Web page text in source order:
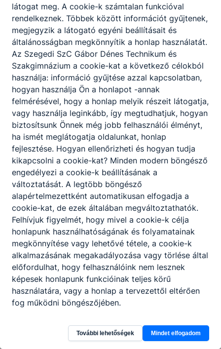
Szegedi SZC Gábor Dénes Technikum és
Szakgimnázium
6724 Szeged, Mars tér 14.
látogat meg. A cookie-k számtalan funkcióval
rendelkeznek. Többek között információt gyűjtenek,
megjegyzik a látogató egyéni beállításait és
általánosságban megkönnyítik a honlap használatát.
Az Szegedi SzC Gábor Dénes Technikum és
Szakgimnázium a cookie-kat a következő célokból
használja: információ gyűjtése azzal kapcsolatban,
hogyan használja Ön a honlapot -annak
felmérésével, hogy a honlap melyik részeit látogatja,
vagy használja leginkább, így megtudhatjuk, hogyan
biztosítsunk Önnek még jobb felhasználói élményt,
ha ismét meglátogatja oldalunkat, honlap
fejlesztése. Hogyan ellenőrizheti és hogyan tudja
kikapcsolni a cookie-kat? Minden modern böngésző
engedélyezi a cookie-k beállításának a
változtatását. A legtöbb böngésző
alapértelmezettként automatikusan elfogadja a
cookie-kat, de ezek általában megváltoztathatók.
Felhívjuk figyelmét, hogy mivel a cookie-k célja
honlapunk használhatóságának és folyamatainak
megkönnyítése vagy lehetővé tétele, a cookie-k
alkalmazásának megakadályozása vagy törlése által
előfordulhat, hogy felhasználóink nem lesznek
képesek honlapunk funkcióinak teljes körű
használatára, vagy a honlap a tervezettől eltérően
fog működni böngészőjében.
További lehetőségek Mindet elfogadom